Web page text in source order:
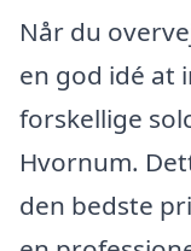
Når du
en god idé at
forskellige
Hvornum.
den bedste